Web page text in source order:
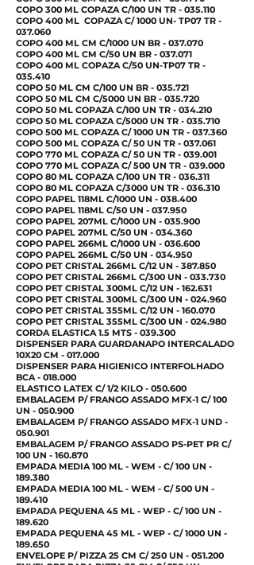
COPO 300 ML COPAZA C/100 UN TR - 035.110
COPO 400 ML COPAZA C/ 1000 UN- TP07 TR -
037.060
COPO 400 ML CM C/1000 UN BR - 037.070
COPO 400 ML CM C/50 UN BR - 037.071
COPO 400 ML COPAZA C/50 UN-TP07 TR -
035.410
COPO 50 ML CM C/100 UN BR - 035.721
COPO 50 ML CM C/5000 UN BR - 035.720
COPO 50 ML COPAZA C/100 UN TR - 034.210
COPO 50 ML COPAZA C/5000 UN TR - 035.710
COPO 500 ML COPAZA C/ 1000 UN TR - 037.360
COPO 500 ML COPAZA C/ 50 UN TR - 037.061
COPO 770 ML COPAZA C/ 50 UN TR - 039.001
COPO 770 ML COPAZA C/ 500 UN TR - 039.000
COPO 80 ML COPAZA C/100 UN TR - 036.311
COPO 80 ML COPAZA C/3000 UN TR - 036.310
COPO PAPEL 118ML C/1000 UN - 038.400
COPO PAPEL 118ML C/50 UN - 037.950
COPO PAPEL 207ML C/1000 UN - 035.900
COPO PAPEL 207ML C/50 UN - 034.360
COPO PAPEL 266ML C/1000 UN - 036.600
COPO PAPEL 266ML C/50 UN - 034.950
COPO PET CRISTAL 266ML C/12 UN - 387.850
COPO PET CRISTAL 266ML C/300 UN - 033.730
COPO PET CRISTAL 300ML C/12 UN - 162.631
COPO PET CRISTAL 300ML C/300 UN - 024.960
COPO PET CRISTAL 355ML C/12 UN - 160.070
COPO PET CRISTAL 355ML C/300 UN - 024.980
CORDA ELASTICA 1.5 MTS - 039.300
DISPENSER PARA GUARDANAPO INTERCALADO
10X20 CM - 017.000
DISPENSER PARA HIGIENICO INTERFOLHADO
BCA - 018.000
ELASTICO LATEX C/ 1/2 KILO - 050.600
EMBALAGEM P/ FRANGO ASSADO MFX-1 C/ 100
UN - 050.900
EMBALAGEM P/ FRANGO ASSADO MFX-1 UND -
050.901
EMBALAGEM P/ FRANGO ASSADO PS-PET PR C/
100 UN - 160.870
EMPADA MEDIA 100 ML - WEM - C/ 100 UN -
189.380
EMPADA MEDIA 100 ML - WEM - C/ 500 UN -
189.410
EMPADA PEQUENA 45 ML - WEP - C/ 100 UN -
189.620
EMPADA PEQUENA 45 ML - WEP - C/ 1000 UN -
189.650
ENVELOPE P/ PIZZA 25 CM C/ 250 UN - 051.200